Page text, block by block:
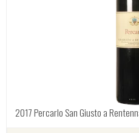
2017 Percarlo San Giusto a